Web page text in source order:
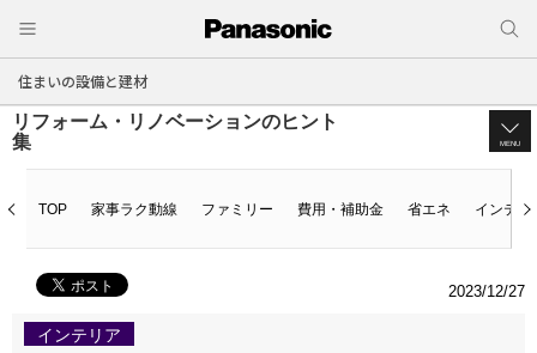
住まいの設備と建材
リフォーム・リノベーションのヒント
集
MENU
TOP 家事ラク動線 ファミリー 費用・補助金 省エネ インテリ
2023/12/27
インテリア